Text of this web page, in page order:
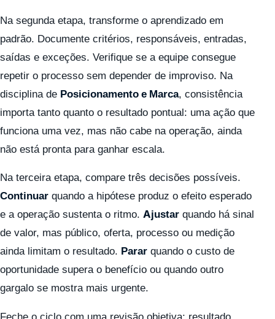
Na segunda etapa, transforme o aprendizado em
padrão. Documente critérios, responsáveis, entradas,
saídas e exceções. Verifique se a equipe consegue
repetir o processo sem depender de improviso. Na
disciplina de Posicionamento e Marca, consistência
importa tanto quanto o resultado pontual: uma ação que
funciona uma vez, mas não cabe na operação, ainda
não está pronta para ganhar escala.
Na terceira etapa, compare três decisões possíveis.
Continuar quando a hipótese produz o efeito esperado
e a operação sustenta o ritmo. Ajustar quando há sinal
de valor, mas público, oferta, processo ou medição
ainda limitam o resultado. Parar quando o custo de
oportunidade supera o benefício ou quando outro
gargalo se mostra mais urgente.